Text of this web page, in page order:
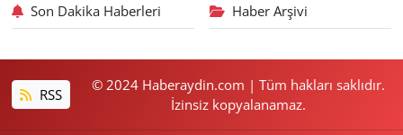
Son Dakika Haberleri Haber Arşivi
RSS
© 2024 Haberaydin.com | Tüm hakları saklıdır.
İzinsiz kopyalanamaz.